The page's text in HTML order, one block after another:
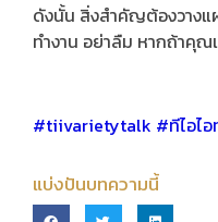
ดังนั้น สิ่งสำคัญต้องวางแ
ทำงาน อย่าลืม หากถ้าคุ
#tiivarietytalk #ทีไอไอ
แบ่งปันบทความนี้